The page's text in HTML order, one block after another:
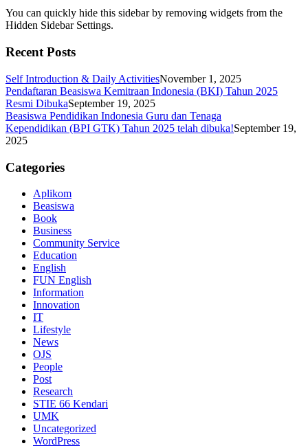
You can quickly hide this sidebar by removing widgets from the
Hidden Sidebar Settings.
Recent Posts
Self Introduction & Daily ActivitiesNovember 1, 2025
Pendaftaran Beasiswa Kemitraan Indonesia (BKI) Tahun 2025
Resmi DibukaSeptember 19, 2025
Beasiswa Pendidikan Indonesia Guru dan Tenaga
Kependidikan (BPI GTK) Tahun 2025 telah dibuka!September 19,
2025
Categories
Aplikom
Beasiswa
Book
Business
Community Service
Education
English
FUN English
Information
Innovation
IT
Lifestyle
News
OJS
People
Post
Research
STIE 66 Kendari
UMK
Uncategorized
WordPress